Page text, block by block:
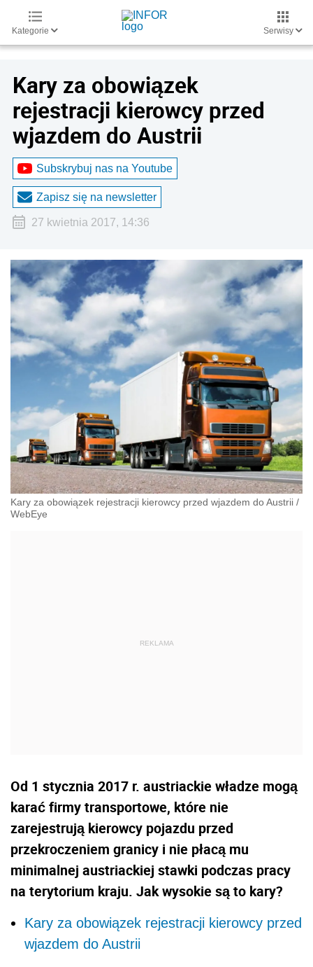
Kategorie Serwisy
Kary za obowiązek
rejestracji kierowcy przed
wjazdem do Austrii
Subskrybuj nas na Youtube
Zapisz się na newsletter
27 kwietnia 2017, 14:36
Kary za obowiązek rejestracji kierowcy przed wjazdem do Austrii /
WebEye
Od 1 stycznia 2017 r. austriackie władze mogą
karać firmy transportowe, które nie
zarejestrują kierowcy pojazdu przed
przekroczeniem granicy i nie płacą mu
minimalnej austriackiej stawki podczas pracy
na terytorium kraju. Jak wysokie są to kary?
Kary za obowiązek rejestracji kierowcy przed
wjazdem do Austrii